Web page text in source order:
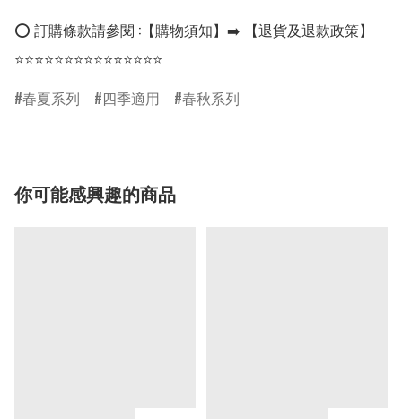
⭕ 訂購條款請參閱 :【購物須知】➡️ 【退貨及退款政策】
⭐⭐⭐⭐⭐⭐⭐⭐⭐⭐⭐⭐⭐⭐⭐
春夏系列
四季適用 春秋系列
你可能感興趣的商品